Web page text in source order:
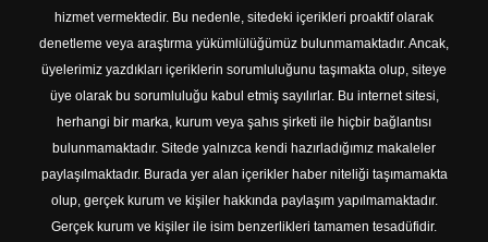
hizmet vermektedir. Bu nedenle, sitedeki içerikleri proaktif olarak
denetleme veya araştırma yükümlülüğümüz bulunmamaktadır. Ancak,
üyelerimiz yazdıkları içeriklerin sorumluluğunu taşımakta olup, siteye
üye olarak bu sorumluluğu kabul etmiş sayılırlar. Bu internet sitesi,
herhangi bir marka, kurum veya şahıs şirketi ile hiçbir bağlantısı
bulunmamaktadır. Sitede yalnızca kendi hazırladığımız makaleler
paylaşılmaktadır. Burada yer alan içerikler haber niteliği taşımamakta
olup, gerçek kurum ve kişiler hakkında paylaşım yapılmamaktadır.
Gerçek kurum ve kişiler ile isim benzerlikleri tamamen tesadüfidir.